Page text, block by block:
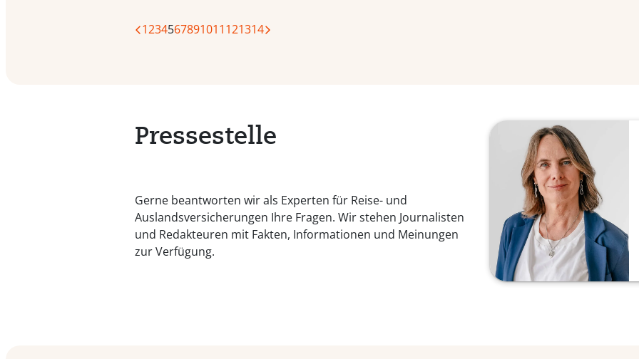
1234567891011121314
Pressestelle
Gerne beantworten wir als Experten für Reise- und
Auslandsversicherungen Ihre Fragen. Wir stehen Journalisten
und Redakteuren mit Fakten, Informationen und Meinungen
zur Verfügung.